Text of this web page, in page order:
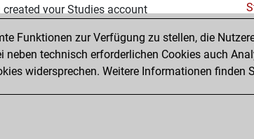
created your Studies account
Dezember 10, 2020
your Fritz account
Funktionen zur Verfügung zu stellen, die
technisch erforderlichen Cookies auch
widersprechen. Weitere Informationen finden